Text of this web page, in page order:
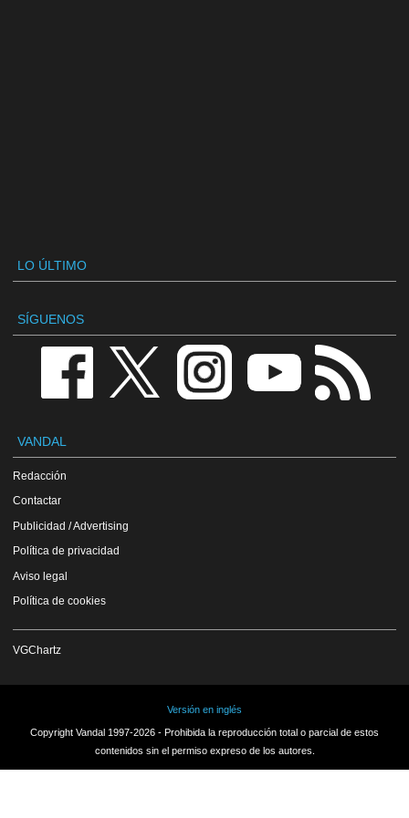
LO ÚLTIMO
SÍGUENOS
VANDAL
Redacción
Contactar
Publicidad / Advertising
Política de privacidad
Aviso legal
Política de cookies
VGChartz
Versión en inglés
Copyright Vandal 1997-2026 - Prohibida la reproducción total o parcial de estos
contenidos sin el permiso expreso de los autores.